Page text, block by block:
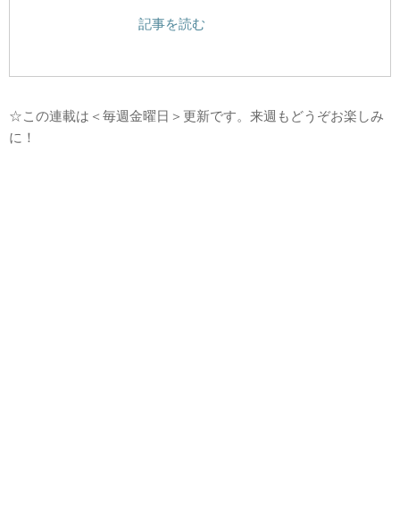
記事を読む
☆この連載は＜毎週金曜日＞更新です。来週もどうぞお楽しみ
に！